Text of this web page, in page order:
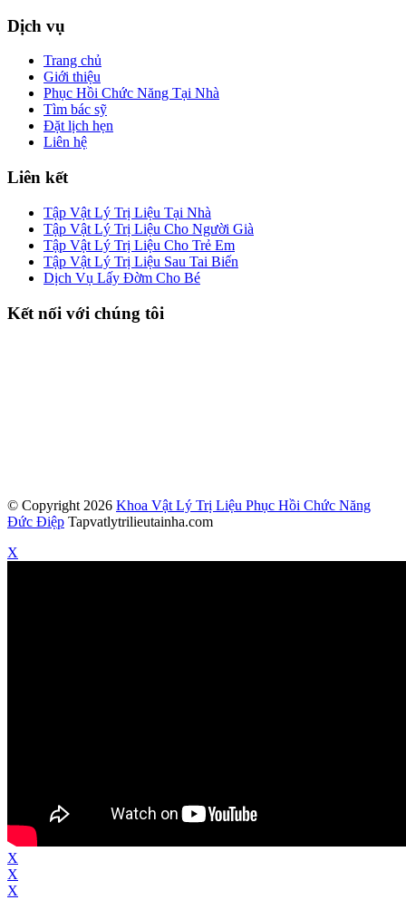
Dịch vụ
Trang chủ
Giới thiệu
Phục Hồi Chức Năng Tại Nhà
Tìm bác sỹ
Đặt lịch hẹn
Liên hệ
Liên kết
Tập Vật Lý Trị Liệu Tại Nhà
Tập Vật Lý Trị Liệu Cho Người Già
Tập Vật Lý Trị Liệu Cho Trẻ Em
Tập Vật Lý Trị Liệu Sau Tai Biến
Dịch Vụ Lấy Đờm Cho Bé
Kết nối với chúng tôi
© Copyright 2026 Khoa Vật Lý Trị Liệu Phục Hồi Chức Năng
Đức Điệp Tapvatlytrilieutainha.com
X
X
X
X